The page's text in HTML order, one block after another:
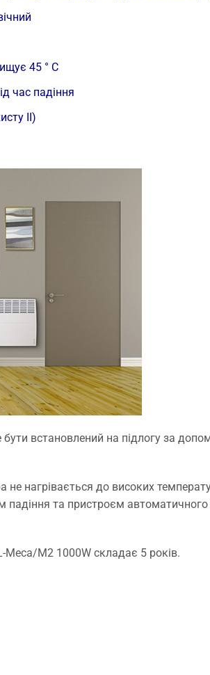
45 ° С
час падіння
II)
встановлений на підлогу за
нагрівається до високих
та пристроєм автоматичного
Meca/M2 1000W складає 5 років.